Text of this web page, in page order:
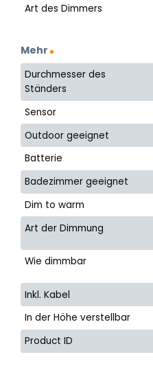
Art des Dimmers
Mehr
Durchmesser des
Ständers
Sensor
Outdoor geeignet
Batterie
Badezimmer geeignet
Dim to warm
Art der Dimmung
Wie dimmbar
Inkl. Kabel
In der Höhe verstellbar
Product ID